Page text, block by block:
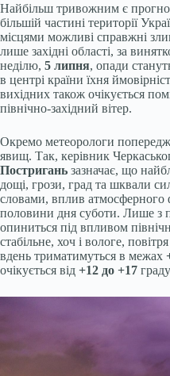
Найбільш тривожним є
більшій частині території
місцями можливі справжні
лише західні області, за
неділю, 5 липня, опади
в центрі країни їхня
вихідних також очікується
північно-західний вітер.
Окремо метеорологи
явищ. Так, керівник
Постригань зазначає, що
дощі, грози, град та шквали
словами, вплив атмосферного
половини дня суботи. Лише з
опиниться під впливом
стабільне, хоч і вологе,
вдень триматимуться в межах
очікується від +12 до +17